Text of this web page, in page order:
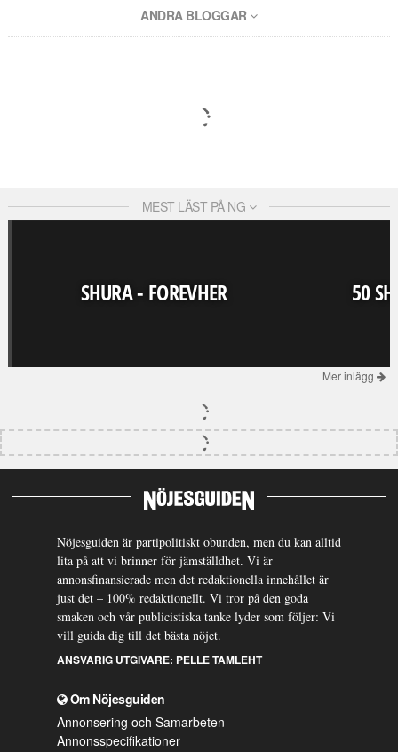
ANDRA BLOGGAR
MEST LÄST PÅ NG
SHURA - FOREVHER 50
Mer inlägg
Nöjesguiden är partipolitiskt obunden, men du kan alltid
lita på att vi brinner för jämställdhet. Vi är
annonsfinansierade men det redaktionella innehållet är
just det – 100% redaktionellt. Vi tror på den goda
smaken och vår publicistiska tanke lyder som följer: Vi
vill guida dig till det bästa nöjet.
ANSVARIG UTGIVARE: PELLE TAMLEHT
Om Nöjesguiden
Annonsering och Samarbeten
Annonsspecifikationer